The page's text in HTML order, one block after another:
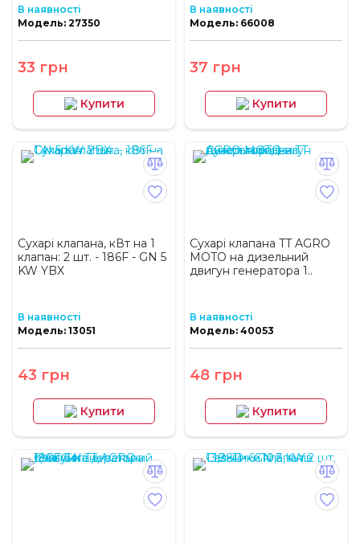
В наявності
Модель: 27350
33 грн
Купити
В наявності
Модель: 66008
37 грн
Купити
Сухарі клапана, кВт на 1
клапан: 2 шт. - 186F - GN 5
KW YBX
В наявності
Модель: 13051
43 грн
Купити
Сухарі клапана TT AGRO
MOTO на дизельний
двигун генератора 1..
В наявності
Модель: 40053
48 грн
Купити